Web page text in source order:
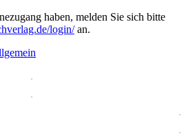
haben, melden Sie sich bitte
login/an.